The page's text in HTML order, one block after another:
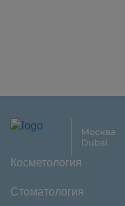
Косметология
Стоматология